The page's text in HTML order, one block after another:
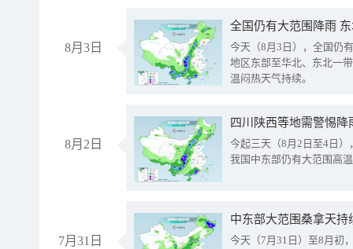
8月3日
全国仍有大范围降雨
今天（8月3日），全国仍
地区东部至华北、东北一
温闷热天气持续。
8月2日
今起三天（8月2日至4日
我国中东部仍有大范围高
7月31日
中东部大范围桑拿天
今天（7月31日）至8月初